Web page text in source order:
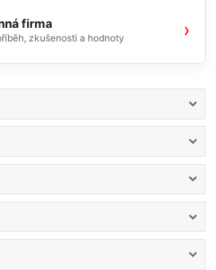
firma
zkušenosti a hodnoty ›